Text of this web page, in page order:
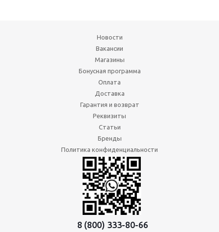
Новости
Вакансии
Магазины
Бонусная программа
Оплата
Доставка
Гарантия и возврат
Реквизиты
Статьи
Бренды
Политика конфиденциальности
8 (800) 333-80-66